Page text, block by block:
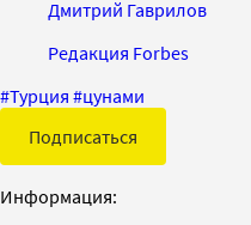
Дмитрий Гаврилов
Редакция Forbes
#Турция #цунами
Подписаться
Информация: